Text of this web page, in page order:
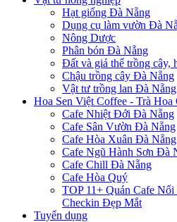
Hạt giống Đà Nẵng
Dụng cụ làm vườn Đà
Nông Dược
Phân bón Đà Nẵng
Đất và giá thể trồng cây,
Chậu trồng cây Đà Nẵng
Vật tư trồng lan Đà Nẵng
Hoa Sen Việt Coffee - Trà Hoa
Cafe Nhiệt Đới Đà Nẵng
Cafe Sân Vườn Đà Nẵng
Cafe Hòa Xuân Đà Nẵng
Cafe Ngũ Hành Sơn Đà
Cafe Chill Đà Nẵng
Cafe Hòa Quý
TOP 11+ Quán Cafe
Checkin Đẹp Mắt
Tuyển dụng